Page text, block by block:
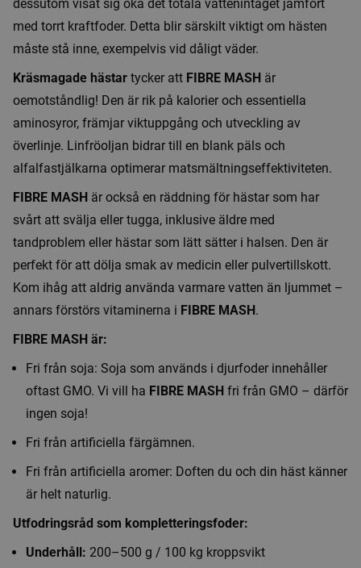
dessutom visat sig öka det totala vattenintaget jämfört
med torrt kraftfoder. Detta blir särskilt viktigt om hästen
måste stå inne, exempelvis vid dåligt väder.
Kräsmagade hästar tycker att FIBRE MASH är
oemotståndlig! Den är rik på kalorier och essentiella
aminosyror, främjar viktuppgång och utveckling av
överlinje. Linfröoljan bidrar till en blank päls och
alfalfastjälkarna optimerar matsmältningseffektiviteten.
FIBRE MASH är också en räddning för hästar som har
svårt att svälja eller tugga, inklusive äldre med
tandproblem eller hästar som lätt sätter i halsen. Den är
perfekt för att dölja smak av medicin eller pulver­tillskott.
Kom ihåg att aldrig använda varmare vatten än ljummet –
annars förstörs vitaminerna i FIBRE MASH.
FIBRE MASH är:
Fri från soja: Soja som används i djurfoder innehåller
oftast GMO. Vi vill ha FIBRE MASH fri från GMO – därför
ingen soja!
Fri från artificiella färgämnen.
Fri från artificiella aromer: Doften du och din häst känner
är helt naturlig.
Utfodringsråd som kompletteringsfoder:
Underhåll: 200–500 g / 100 kg kroppsvikt